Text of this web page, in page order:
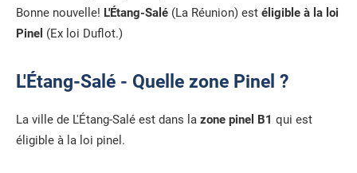
Bonne nouvelle! L'Étang-Salé (La Réunion) est éligible à la loi
Pinel (Ex loi Duflot.)
L'Étang-Salé - Quelle zone Pinel ?
La ville de L'Étang-Salé est dans la zone pinel B1 qui est
éligible à la loi pinel.